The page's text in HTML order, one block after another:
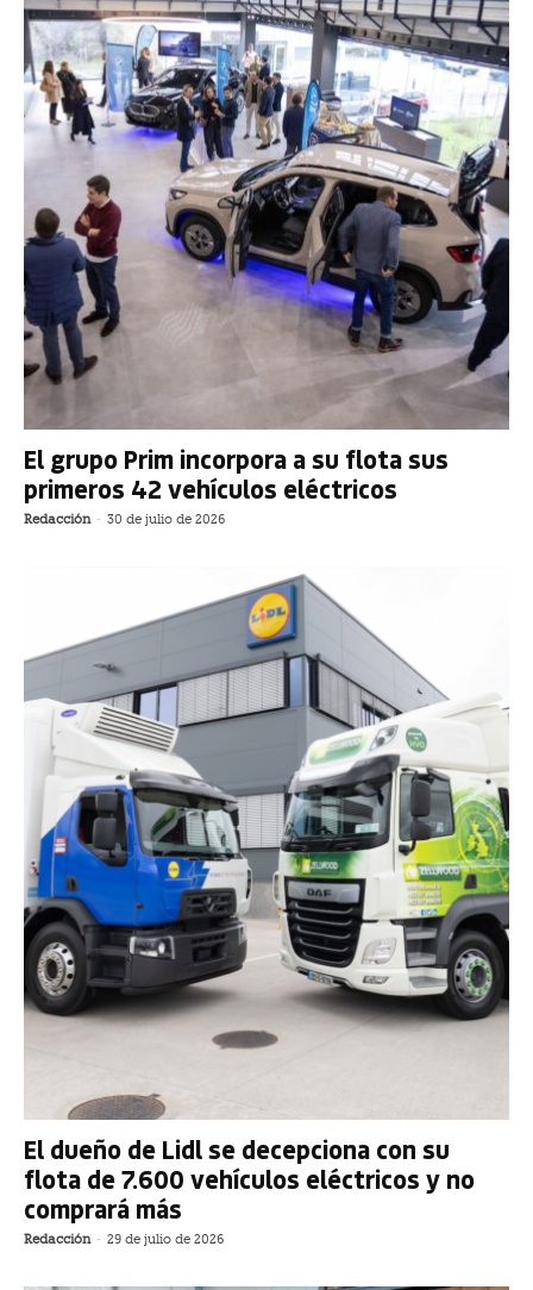
El grupo Prim incorpora a su flota sus
primeros 42 vehículos eléctricos
Redacción - 30 de julio de 2026
El dueño de Lidl se decepciona con su
flota de 7.600 vehículos eléctricos y no
comprará más
Redacción - 29 de julio de 2026